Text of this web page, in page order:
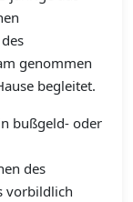
genommen
begleitet.
bußgeld‑ oder
des
vorbildlich